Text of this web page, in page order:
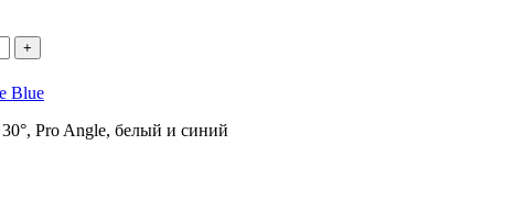
+
Blue
Pro Angle, белый и синий